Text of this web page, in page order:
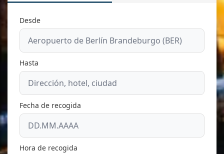
Desde
Hasta
Fecha de recogida
Hora de recogida